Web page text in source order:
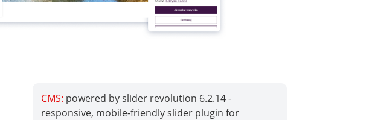
CMS: powered by slider revolution 6.2.14 -
responsive, mobile-friendly slider plugin for